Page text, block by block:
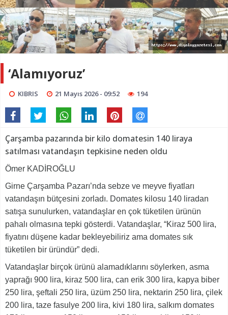
‘Alamıyoruz’
KIBRIS 21 Mayıs 2026 - 09:52 194
Çarşamba pazarında bir kilo domatesin 140 liraya
satılması vatandaşın tepkisine neden oldu
Ömer KADİROĞLU
Girne Çarşamba Pazarı’nda sebze ve meyve fiyatları
vatandaşın bütçesini zorladı. Domates kilosu 140 liradan
satışa sunulurken, vatandaşlar en çok tüketilen ürünün
pahalı olmasına tepki gösterdi. Vatandaşlar, “Kiraz 500 lira,
fiyatını düşene kadar bekleyebiliriz ama domates sık
tüketilen bir üründür” dedi.
Vatandaşlar birçok ürünü alamadıklarını söylerken, asma
yaprağı 900 lira, kiraz 500 lira, can erik 300 lira, kapya biber
250 lira, şeftali 250 lira, üzüm 250 lira, nektarin 250 lira, çilek
200 lira, taze fasulye 200 lira, kivi 180 lira, salkım domates